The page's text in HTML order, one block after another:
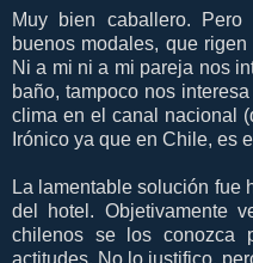
Muy bien caballero.
buenos modales, que
Ni a mi ni a mi pareja nos
baño, tampoco nos
clima en el canal nacional
Irónico ya que en Chile, es
La lamentable solución fue
del hotel. Objetivamente
chilenos se los conozca